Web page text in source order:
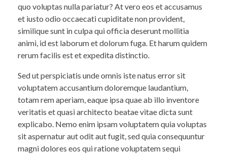
quo voluptas nulla pariatur? At vero eos et accusamus
et iusto odio occaecati cupiditate non provident,
similique sunt in culpa qui officia deserunt mollitia
animi, id est laborum et dolorum fuga. Et harum quidem
rerum facilis est et expedita distinctio.
Sed ut perspiciatis unde omnis iste natus error sit
voluptatem accusantium doloremque laudantium,
totam rem aperiam, eaque ipsa quae ab illo inventore
veritatis et quasi architecto beatae vitae dicta sunt
explicabo. Nemo enim ipsam voluptatem quia voluptas
sit aspernatur aut odit aut fugit, sed quia consequuntur
magni dolores eos qui ratione voluptatem sequi